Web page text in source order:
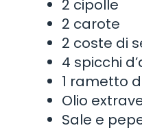
2 cipolle
2 carote
2 coste di
4 spicchi
1 rametto
Olio
Sale e